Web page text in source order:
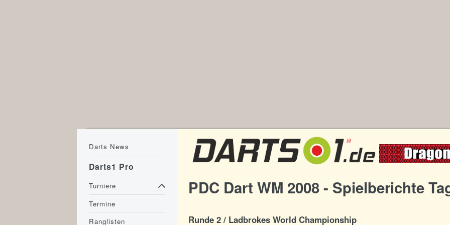
PDC Dart WM 2008 - Spielberichte
Runde 2 / Ladbrokes World Championship
Darts News
Darts1 Pro
Turniere
Termine
Ranglisten